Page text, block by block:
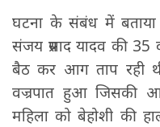
घटना के संबंध में बताया
संजय प्रसाद यादव की 35
बैठ कर आग ताप रही
वज्रपात हुआ जिसकी
महिला को बेहोशी की